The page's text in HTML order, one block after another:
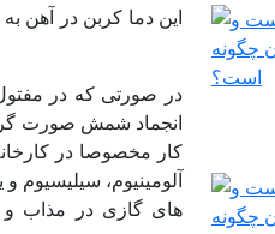
این دما کربن در
در صورتی که در
انجماد شمش صورت
کار مخصوصا در
آلومینیوم، سیلیسیوم
های گازی در مذاب و